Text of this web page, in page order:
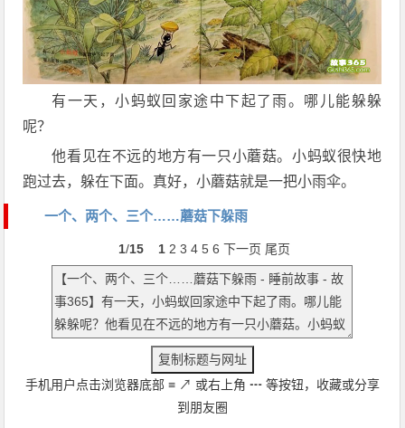
有一天，小蚂蚁回家途中下起了雨。哪儿能躲躲
呢？
他看见在不远的地方有一只小蘑菇。小蚂蚁很快地
跑过去，躲在下面。真好，小蘑菇就是一把小雨伞。
一个、两个、三个……蘑菇下躲雨
1/15 1 2 3 4 5 6 下一页 尾页
手机用户点击浏览器底部 ≡ ↗ 或右上角 ┅ 等按钮，收藏或分享
到朋友圈